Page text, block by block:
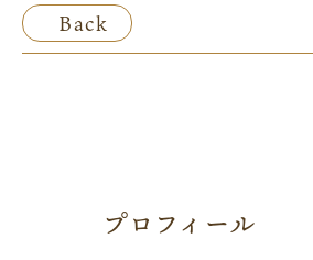
Back
プロフィール